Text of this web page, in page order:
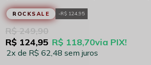
ROCKSALE R$ 124,95
R$ 118,70via PIX!
R$ 249,90
R$ 124,95
2x R$ 62,48sem juros